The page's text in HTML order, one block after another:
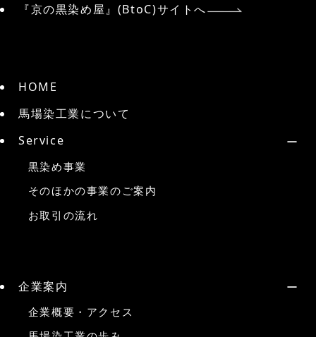
『京の黒染め屋』(BtoC)サイトへ
HOME
馬場染工業について
Service
黒染め事業
そのほかの事業のご案内
お取引の流れ
企業案内
企業概要・アクセス